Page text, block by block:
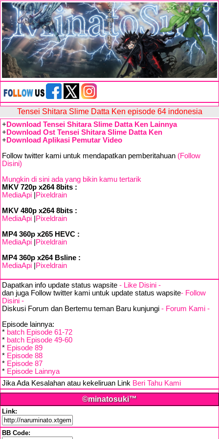
Tensei Shitara Slime Datta Ken episode 64 indonesia
+ Download Tensei Shitara Slime Datta Ken Lainnya
+ Download Ost Tensei Shitara Slime Datta Ken
+ Download Aplikasi Pemutar Video
Follow twitter kami untuk mendapatkan pemberitahuan (Follow
Disini)
Mungkin di sini ada yang bikin kamu tertarik
MKV 720p x264 8bits :
MediaApi
Pixeldrain
MKV 480p x264 8bits :
MediaApi
Pixeldrain
MP4 360p x265 HEVC :
MediaApi
Pixeldrain
MP4 360p x264 Bsline :
MediaApi
Pixeldrain
Dapatkan info update status wapsite - Like Disini -
dan juga Follow twitter kami untuk update status wapsite- Follow
Disini -
Diskusi Forum dan Bertemu teman Baru kunjungi - Forum Kami -
Episode lainnya:
* batch Episode 61-72
* batch Episode 49-60
* Episode 89
* Episode 88
* Episode 87
* Episode Lainnya
Jika Ada Kesalahan atau kekeliruan Link Beri Tahu Kami
©minatosuki™
Link:
BB Code: